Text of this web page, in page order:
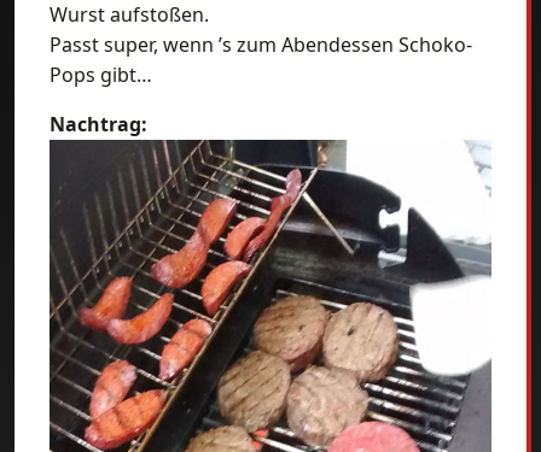
Wurst aufstoßen.
Passt super, wenn ’s zum Abendessen Schoko-
Pops gibt…
Nachtrag: